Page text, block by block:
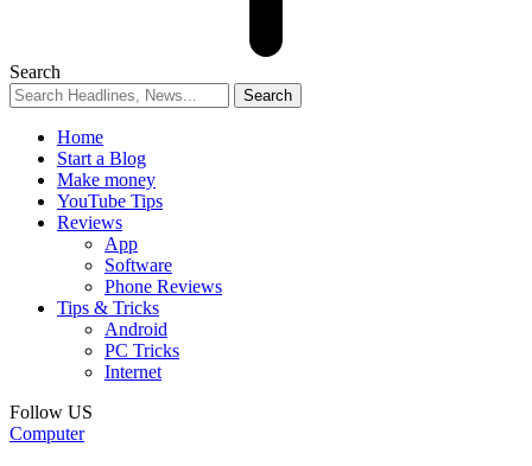
Search
Home
Start a Blog
Make money
YouTube Tips
Reviews
App
Software
Phone Reviews
Tips & Tricks
Android
PC Tricks
Internet
Follow US
Computer